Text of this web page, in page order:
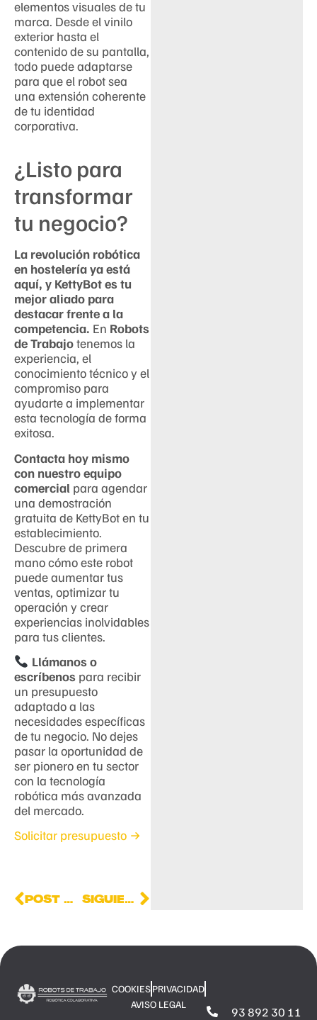
elementos visuales de tu
marca. Desde el vinilo
exterior hasta el
contenido de su pantalla,
todo puede adaptarse
para que el robot sea
una extensión coherente
de tu identidad
corporativa.
¿Listo para
transformar
tu negocio?
La revolución robótica
en hostelería ya está
aquí, y KettyBot es tu
mejor aliado para
destacar frente a la
competencia. En Robots
de Trabajotenemos la
experiencia, el
conocimiento técnico y el
compromiso para
ayudarte a implementar
esta tecnología de forma
exitosa.
Contacta hoy mismo
con nuestro equipo
comercial para agendar
una demostración
gratuita de KettyBot en tu
establecimiento.
Descubre de primera
mano cómo este robot
puede aumentar tus
ventas, optimizar tu
operación y crear
experiencias inolvidables
para tus clientes.
Llámanos o
escríbenos para recibir
un presupuesto
adaptado a las
necesidades específicas
de tu negocio. No dejes
pasar la oportunidad de
ser pionero en tu sector
con la tecnología
robótica más avanzada
del mercado.
Solicitar presupuesto →
POST ANTERIOR SIGUIENTE POST
COOKIES PRIVACIDAD
AVISO LEGAL
93 892 30 11